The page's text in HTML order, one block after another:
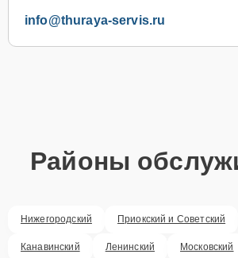
info@thuraya-servis.ru
Районы
Нижегородский Приокский и Советский
Канавинский Ленинский Московский